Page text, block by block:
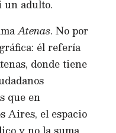
un adulto.
Atenas. No por
él refería
donde tiene
que en
Aires, el espacio